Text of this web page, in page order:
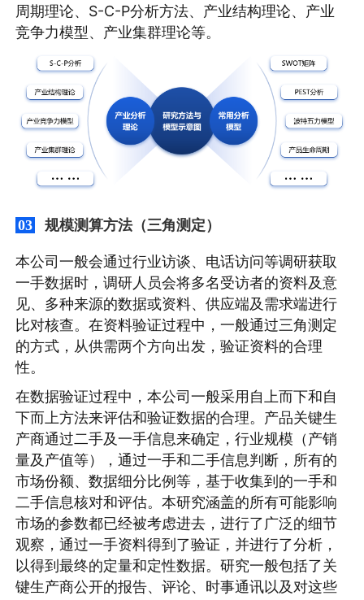
周期理论、S-C-P分析方法、产业结构理论、产业
竞争力模型、产业集群理论等。
03 规模测算方法（三角测定）
本公司一般会通过行业访谈、电话访问等调研获取
一手数据时，调研人员会将多名受访者的资料及意
见、多种来源的数据或资料、供应端及需求端进行
比对核查。在资料验证过程中，一般通过三角测定
的方式，从供需两个方向出发，验证资料的合理
性。
在数据验证过程中，本公司一般采用自上而下和自
下而上方法来评估和验证数据的合理。产品关键生
产商通过二手及一手信息来确定，行业规模（产销
量及产值等），通过一手和二手信息判断，所有的
市场份额、数据细分比例等，基于收集到的一手和
二手信息核对和评估。本研究涵盖的所有可能影响
市场的参数都已经被考虑进去，进行了广泛的细节
观察，通过一手资料得到了验证，并进行了分析，
以得到最终的定量和定性数据。研究一般包括了关
键生产商公开的报告、评论、时事通讯以及对这些